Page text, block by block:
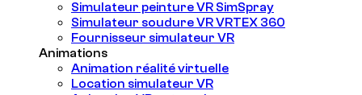
Simulateur peinture VR SimSpray
Simulateur soudure VR VRTEX 360
Fournisseur simulateur VR
Animations
Animation réalité virtuelle
Location simulateur VR